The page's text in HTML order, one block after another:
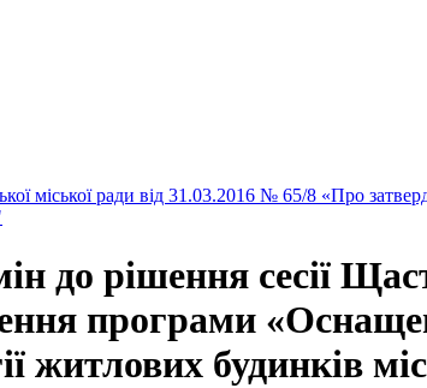
міської ради від 31.03.2016 № 65/8 «Про
рішення сесії
програми
житлових будинків